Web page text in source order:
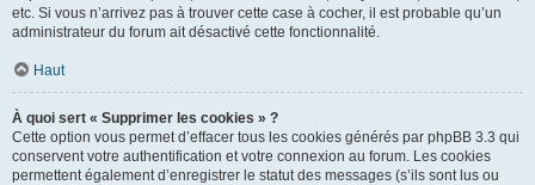
etc. Si vous n’arrivez pas à trouver cette case à cocher, il est probable qu’un
administrateur du forum ait désactivé cette fonctionnalité.
Haut
À quoi sert « Supprimer les cookies » ?
Cette option vous permet d’effacer tous les cookies générés par phpBB 3.3 qui
conservent votre authentification et votre connexion au forum. Les cookies
permettent également d’enregistrer le statut des messages (s’ils sont lus ou